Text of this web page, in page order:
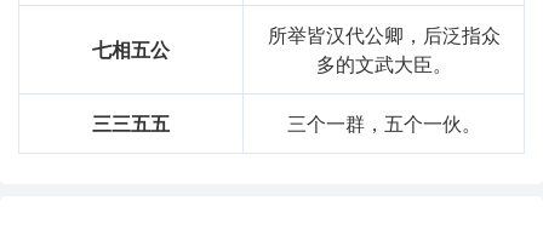
七相五公
所举皆汉代公卿，后泛指众
多的文武大臣。
三三五五 三个一群，五个一伙。